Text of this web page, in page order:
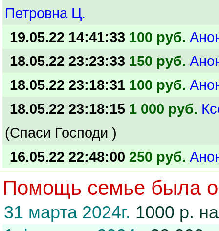
Петровна Ц.
19.05.22 14:41:33 100 руб.
18.05.22 23:23:33 150 руб.
18.05.22 23:18:31 100 руб.
18.05.22 23:18:15 1 000 руб.
(Спаси Господи )
16.05.22 22:48:00 250 руб.
Помощь семье была
31 марта 2024г. 1000 р.